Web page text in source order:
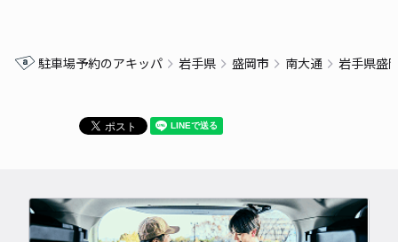
駐車場予約のアキッパ 岩手県 盛岡市 南大通 岩手県盛